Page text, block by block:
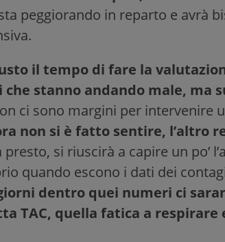
peggiorando in reparto e avrà
il tempo di fare la
stanno andando male, ma
ci sono margini per intervenire
non si è fatto sentire, l’altro
si riuscirà a capire un po’
quando escono i dati dei
dentro quei numeri ci
TAC, quella fatica a respirare